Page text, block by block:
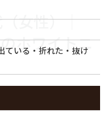
女性）｜
ホワイトニ
ワイトニング
ている・折れた・抜け